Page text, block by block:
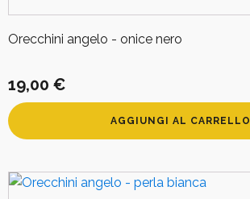
Orecchini angelo - onice nero
19,00 €
AGGIUNGI AL CARRELLO